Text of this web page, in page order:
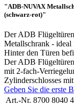
"ADB-NUVAX
(schwarz-rot)"
Der ADB
Metallschrank - ideal
Hinter den Türen
Der ADB
mit 2-fach-
Zylinderschlosses
Geben Sie die erste
Art.-Nr. 8700 8040